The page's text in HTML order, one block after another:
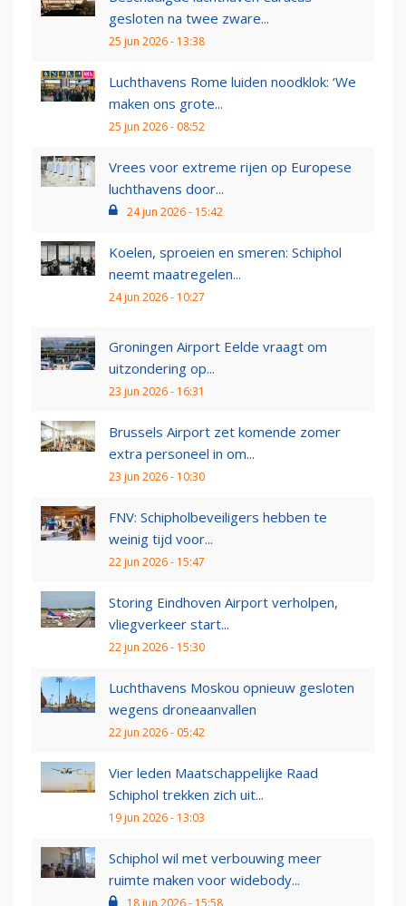
gesloten na twee zware...
25 jun 2026 - 13:38
Luchthavens Rome luiden noodklok: ‘We
maken ons grote...
25 jun 2026 - 08:52
Vrees voor extreme rijen op Europese
luchthavens door...
24 jun 2026 - 15:42
Koelen, sproeien en smeren: Schiphol
neemt maatregelen...
24 jun 2026 - 10:27
Groningen Airport Eelde vraagt om
uitzondering op...
23 jun 2026 - 16:31
Brussels Airport zet komende zomer
extra personeel in om...
23 jun 2026 - 10:30
FNV: Schipholbeveiligers hebben te
weinig tijd voor...
22 jun 2026 - 15:47
Storing Eindhoven Airport verholpen,
vliegverkeer start...
22 jun 2026 - 15:30
Luchthavens Moskou opnieuw gesloten
wegens droneaanvallen
22 jun 2026 - 05:42
Vier leden Maatschappelijke Raad
Schiphol trekken zich uit...
19 jun 2026 - 13:03
Schiphol wil met verbouwing meer
ruimte maken voor widebody...